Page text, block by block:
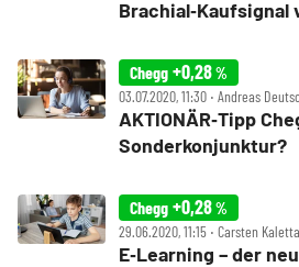
Brachial‑Kaufsignal
Chegg +0,28%
03.07.2020, 11:30 ‧ Andreas
AKTIONÄR‑Tipp
Sonderkonjunktur?
Chegg +0,28%
29.06.2020, 11:15 ‧ Carsten Kaletta
E‑Learning – der